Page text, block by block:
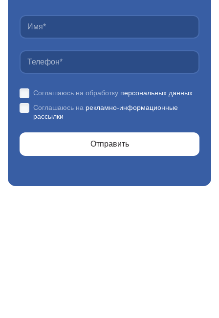
Соглашаюсь на обработку персональных данных
Соглашаюсь на рекламно-информационные
рассылки
Отправить